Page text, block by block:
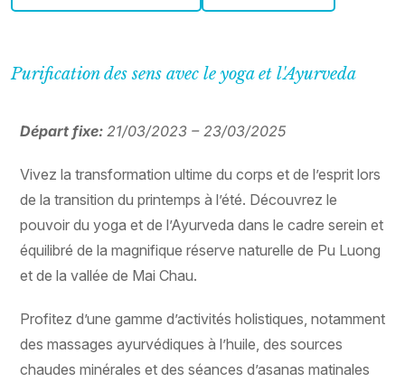
Purification des sens avec le yoga et l'Ayurveda
Départ fixe: 21/03/2023 – 23/03/2025
Vivez la transformation ultime du corps et de l’esprit lors
de la transition du printemps à l’été. Découvrez le
pouvoir du yoga et de l’Ayurveda dans le cadre serein et
équilibré de la magnifique réserve naturelle de Pu Luong
et de la vallée de Mai Chau.
Profitez d’une gamme d’activités holistiques, notamment
des massages ayurvédiques à l’huile, des sources
chaudes minérales et des séances d’asanas matinales